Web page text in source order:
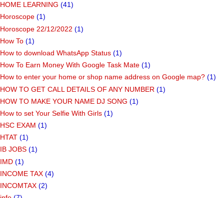
HOME LEARNING (41)
Horoscope (1)
Horoscope 22/12/2022 (1)
How To (1)
How to download WhatsApp Status (1)
How To Earn Money With Google Task Mate (1)
How to enter your home or shop name address on Google map? (1)
HOW TO GET CALL DETAILS OF ANY NUMBER (1)
HOW TO MAKE YOUR NAME DJ SONG (1)
How to set Your Selfie With Girls (1)
HSC EXAM (1)
HTAT (1)
IB JOBS (1)
IMD (1)
INCOME TAX (4)
INCOMTAX (2)